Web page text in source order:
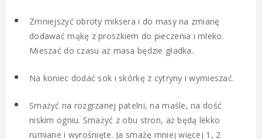
Zmniejszyć obroty miksera i do masy na zmianę
dodawać mąkę z proszkiem do pieczenia i mleko.
Mieszać do czasu aż masa będzie gładka.
Na koniec dodać sok i skórkę z cytryny i wymieszać.
Smażyć na rozgrzanej patelni, na maśle, na dość
niskim ogniu. Smażyć z obu stron, aż będą lekko
rumiane i wyrośnięte. Ja smażę mniej więcej 1, 2